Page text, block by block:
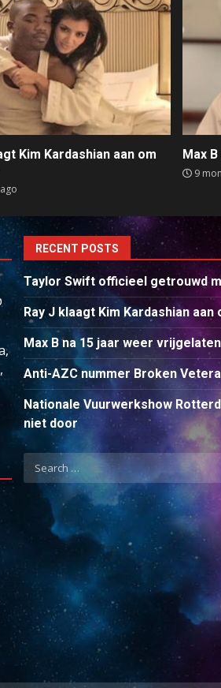
Kim Kardashian aan om
Max
9
RECENT POSTS
Taylor Swift officieel getrouwd
Ray J klaagt Kim Kardashian aan
Max B na 15 jaar weer vrijgelaten
Anti-AZC nummer Broken
Nationale Vuurwerkshow
niet door
Search
for: